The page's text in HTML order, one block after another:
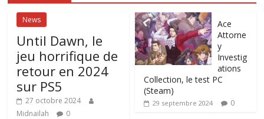
News
Until Dawn, le
jeu horrifique de
retour en 2024
sur PS5
27 octobre 2024
Midnailah
0
Ace
Attorne
y
Investig
ations
Collection, le test PC
(Steam)
29 septembre 2024 0